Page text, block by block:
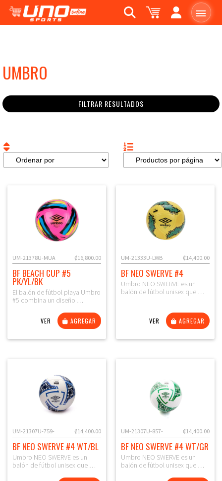
UMBRO
FILTRAR RESULTADOS
₡16,800.00
UM-21378U-MUA
BF BEACH CUP #5
PK/YL/BK
El balón de fútbol playa Umbro
#5 combina un diseño …
VER AGREGAR
₡14,400.00
UM-21333U-LWB
BF NEO SWERVE #4
Umbro NEO SWERVE es un
balón de fútbol unisex que …
VER AGREGAR
₡14,400.00
UM-21307U-759-
BF NEO SWERVE #4 WT/BL
Umbro NEO SWERVE es un
balón de fútbol unisex que …
₡14,400.00
UM-21307U-857-
BF NEO SWERVE #4 WT/GR
Umbro NEO SWERVE es un
balón de fútbol unisex que …